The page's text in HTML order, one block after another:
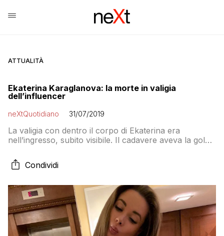
ATTUALITÀ
Ekaterina Karaglanova: la morte in valigia
dell’influencer
neXtQuotidiano 31/07/2019
La valigia con dentro il corpo di Ekaterina era
nell’ingresso, subito visibile. Il cadavere aveva la gola
Condividi